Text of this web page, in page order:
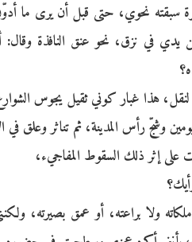
سبقته نحوي، حتى قبل أن يرى ما
في نزق، نحو عنق النافذة
هذا غبار كوني ثقيل يجوس
وشجّ رأس المدينة، ثم تناثر وعلق في
على إثر ذلك السقوط المفاجيء،
ولا براعته، أو عمق بصيرته،